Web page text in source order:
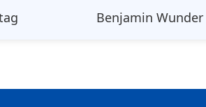
Benjamin Wunder